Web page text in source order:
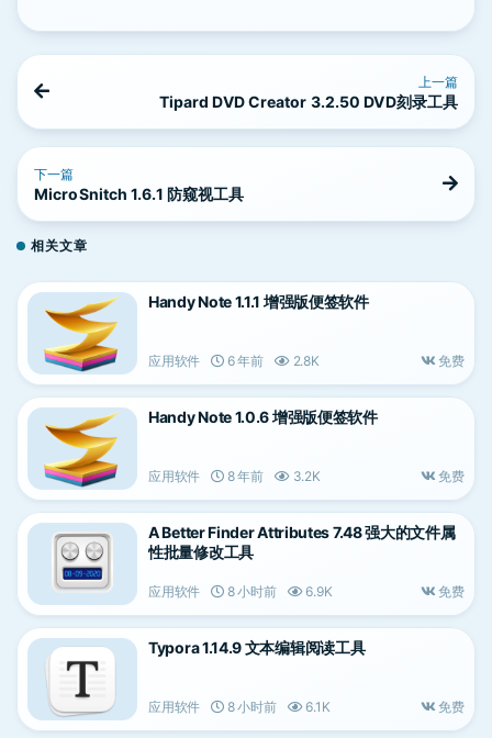
上一篇
Tipard DVD Creator 3.2.50 DVD刻录工具
下一篇
MicroSnitch 1.6.1 防窥视工具
相关文章
Handy Note 1.1.1 增强版便签软件
应用软件 6 年前 2.8K 免费
Handy Note 1.0.6 增强版便签软件
应用软件 8 年前 3.2K 免费
A Better Finder Attributes 7.48 强大的文件属
性批量修改工具
应用软件 8 小时前 6.9K 免费
Typora 1.14.9 文本编辑阅读工具
应用软件 8 小时前 6.1K 免费